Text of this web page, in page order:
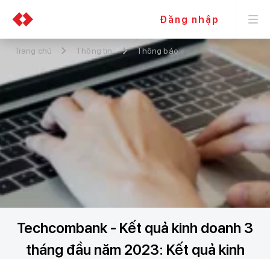
Đăng nhập
Trang chủ Thông tin Thông báo
Techcombank - Kết quả kinh doanh 3
tháng đầu năm 2023: Kết quả kinh